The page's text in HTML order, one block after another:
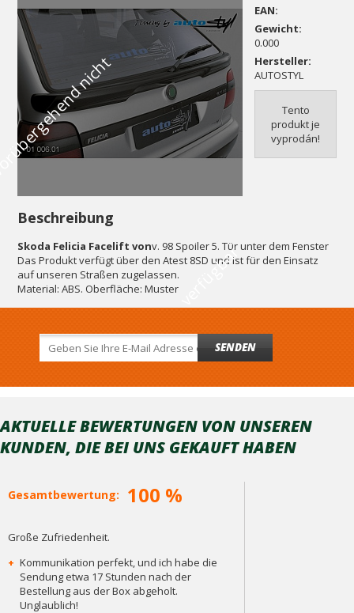
r
EAN:
Gewicht:
0.000
Hersteller:
AUTOSTYL
Tento
produkt je
vyprodán!
Beschreibung
Skoda Felicia Facelift vonv. 98 Spoiler 5. Tür unter dem Fenster
Das Produkt verfügt über den Atest 8SD und ist für den Einsatz
auf unseren Straßen zugelassen.
Material: ABS. Oberfläche: Muster
SENDEN
AKTUELLE BEWERTUNGEN VON UNSEREN
KUNDEN, DIE BEI ​​UNS GEKAUFT HABEN
Gesamtbewertung: 100 %
Große Zufriedenheit.
+ Kommunikation perfekt, und ich habe die
Sendung etwa 17 Stunden nach der
Bestellung aus der Box abgeholt.
Unglaublich!